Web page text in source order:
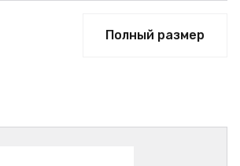
Полный размер